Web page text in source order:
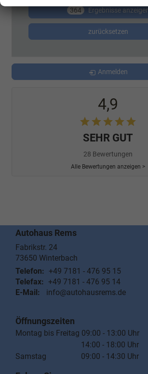
364 Ergebnisse
zurücksetzen
Anmelden
4,9
SEHR GUT
28 Bewertungen
Alle Bewertungen anzeigen >
Autohaus Rems
Fabrikstr. 24
73650 Winterbach
Telefon: +49 7181 - 476 95 15
Telefax: +49 7181 - 476 95 14
E-Mail:
info@autohausrems.de
Öffnungszeiten
Montag bis Freitag 09:00 - 13:00 Uhr
14:00 - 18:00 Uhr
Samstag 09:00 - 14:30 Uhr